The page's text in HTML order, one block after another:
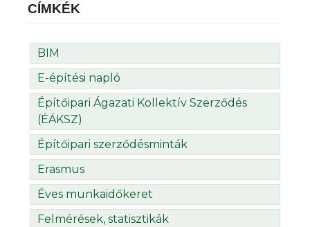
CÍMKÉK
BIM
E-építési napló
Építőipari Ágazati Kollektív Szerződés
(ÉÁKSZ)
Építőipari szerződésminták
Erasmus
Éves munkaidőkeret
Felmérések, statisztikák